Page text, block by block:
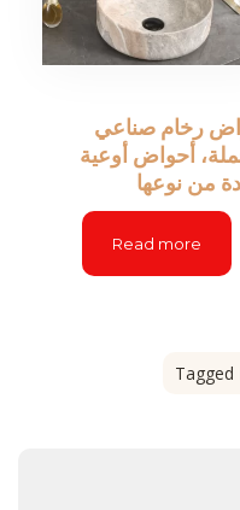
رخام صناعي
أحواض أوعية
من نوعها
Read more
Tagged